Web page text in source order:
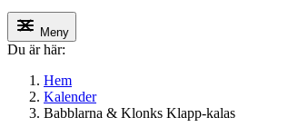
Meny
Du är här:
Hem
Kalender
Babblarna & Klonks Klapp-kalas